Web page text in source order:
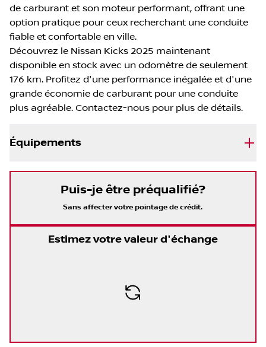
de carburant et son moteur performant, offrant une
option pratique pour ceux recherchant une conduite
fiable et confortable en ville.
Découvrez le Nissan Kicks 2025 maintenant
disponible en stock avec un odomètre de seulement
176 km. Profitez d'une performance inégalée et d'une
grande économie de carburant pour une conduite
plus agréable. Contactez-nous pour plus de détails.
Équipements
Puis-je être préqualifié?
Sans affecter votre pointage de crédit.
Estimez votre valeur d'échange